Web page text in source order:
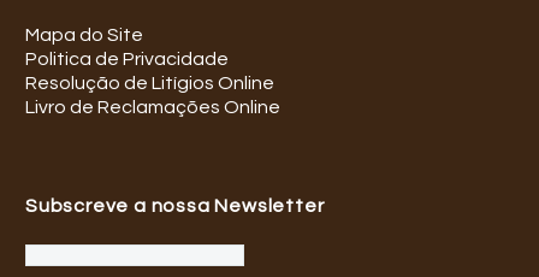
Mapa do Site
Politica de Privacidade
Resolução de Litígios Online
Livro de Reclamações Online
Subscreve a nossa Newsletter